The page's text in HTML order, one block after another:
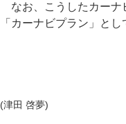
なお、こうしたカーナ
「カーナビプラン」とし
(津田 啓夢)